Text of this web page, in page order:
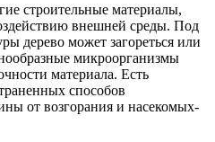
строительные материалы,
внешней среды. Под
дерево может загореться или
микроорганизмы
материала. Есть
способов
от возгорания и насекомых-